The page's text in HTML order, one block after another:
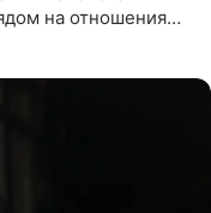
на отношения